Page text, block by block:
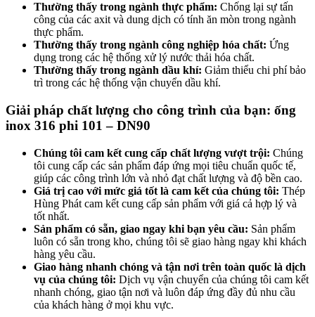
Thường thấy trong ngành thực phẩm: Chống lại sự tấn
công của các axit và dung dịch có tính ăn mòn trong ngành
thực phẩm.
Thường thấy trong ngành công nghiệp hóa chất: Ứng
dụng trong các hệ thống xử lý nước thải hóa chất.
Thường thấy trong ngành dầu khí: Giảm thiểu chi phí bảo
trì trong các hệ thống vận chuyển dầu khí.
Giải pháp chất lượng cho công trình của bạn: ống
inox 316 phi 101 – DN90
Chúng tôi cam kết cung cấp chất lượng vượt trội: Chúng
tôi cung cấp các sản phẩm đáp ứng mọi tiêu chuẩn quốc tế,
giúp các công trình lớn và nhỏ đạt chất lượng và độ bền cao.
Giá trị cao với mức giá tốt là cam kết của chúng tôi: Thép
Hùng Phát cam kết cung cấp sản phẩm với giá cả hợp lý và
tốt nhất.
Sản phẩm có sẵn, giao ngay khi bạn yêu cầu: Sản phẩm
luôn có sẵn trong kho, chúng tôi sẽ giao hàng ngay khi khách
hàng yêu cầu.
Giao hàng nhanh chóng và tận nơi trên toàn quốc là dịch
vụ của chúng tôi: Dịch vụ vận chuyển của chúng tôi cam kết
nhanh chóng, giao tận nơi và luôn đáp ứng đầy đủ nhu cầu
của khách hàng ở mọi khu vực.